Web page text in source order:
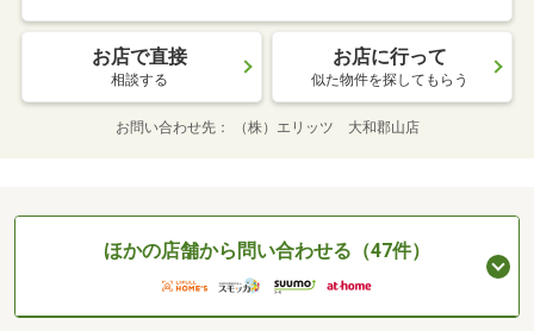
お店で直接
相談する
お店に行って
似た物件を探してもらう
お問い合わせ先 （株）エリッツ 大和郡山店
ほかの店舗から問い合わせる（47件）